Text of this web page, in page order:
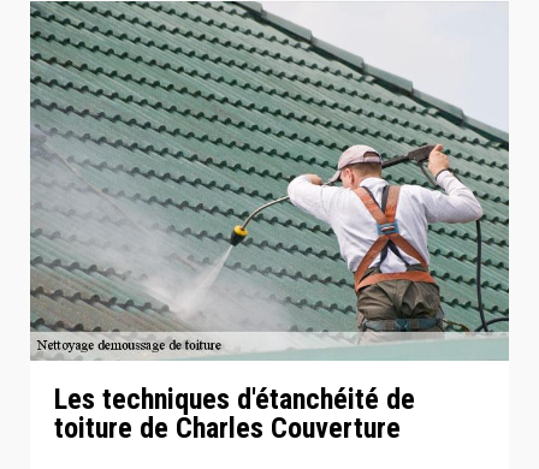
Les techniques d'étanchéité de
toiture de Charles Couverture